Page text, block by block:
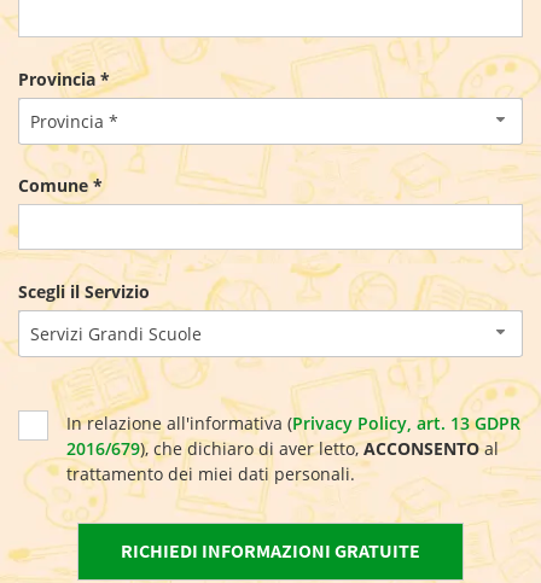
Provincia *
Provincia *
Comune *
Scegli il Servizio
Servizi Grandi Scuole
In relazione all'informativa (Privacy Policy, art. 13 GDPR
2016/679), che dichiaro di aver letto,ACCONSENTOal
trattamento dei miei dati personali.